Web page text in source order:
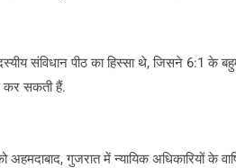
संविधान पीठ का हिस्सा थे, जिसने 6:1 के
कर सकती हैं.
गुजरात में न्यायिक अधिकारियों के